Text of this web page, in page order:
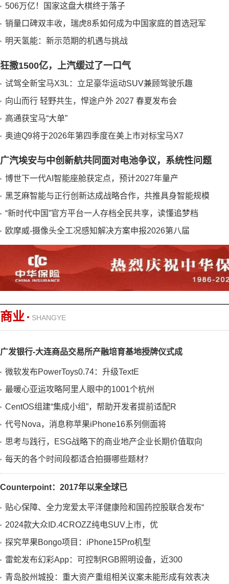
506万亿！国家这盘大棋终于落子
销量口碑双丰收，瑞虎8系如何成为中国家庭的首选冠军
明天氢能：新示范期的机遇与挑战
狂撒1500亿，上汽缓过了一口气
试驾全新宝马X3L：立足豪华运动SUV兼顾驾驶乐趣
向山而行 轻野共生，悍途户外 2027 春夏发布会
高通获宝马“大单”
奥迪Q9将于2026年第四季度在美上市对标宝马X7
广汽埃安与中创新航共同面对电池争议，系统性问题
博世下一代AI智能座舱获定点，预计2027年量产
黑芝麻智能与正行创新达成战略合作，共推具身智能规模
“新时代中国”官方平台一人存档全民共享，读懂追梦档
欧摩威-摄像头全工况感知解决方案申报2026第八届
商业 SHANGYE
广发银行-大连商品交易所产融培育基地授牌仪式成
微软发布PowerToys0.74：升级TextE
最暖心亚运攻略阿里人眼中的1001个杭州
CentOS组建“集成小组”，帮助开发者提前适配R
代号Nova，消息称苹果iPhone16系列侧面将
思考与践行，ESG战略下的商业地产企业长期价值取向
每天的各个时间段都适合拍摄哪些题材？
Counterpoint：2017年以来全球已
贴心保障、全力宠爱太平洋健康险和国药控股联合发布“
2024款大众ID.4CROZZ纯电SUV上市，优
探究苹果Bongo项目：iPhone15Pro机型
雷蛇发布幻彩App：可控制RGB照明设备，近300
青岛胶州城投：重大资产重组相关议案未能形成有效表决